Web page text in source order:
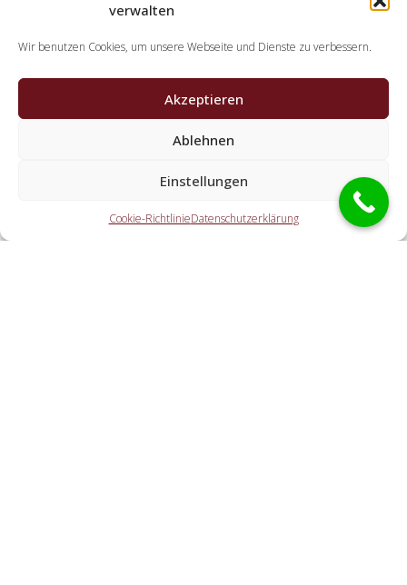
verwalten
Wir benutzen Cookies, um unsere Webseite und Dienste zu verbessern.
Akzeptieren
Ablehnen
Einstellungen
Cookie-RichtlinieDatenschutzerklärung
Schlüsseldienst Spezialisten?
Die Kooperationspartner erledigen jegliche Tätigkeiten,